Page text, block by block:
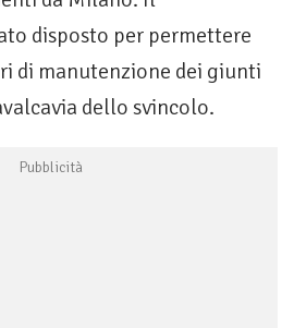
disposto per permettere
di manutenzione dei giunti
dello svincolo.